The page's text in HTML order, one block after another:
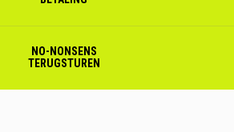
NO-NONSENS
TERUGSTUREN